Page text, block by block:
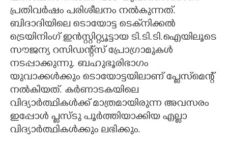
പ്രതിവർഷം പരിശീലനം നൽകുന്നത്.
ബിദാദിയിലെ ടൊയോട്ട ടെക്‌നിക്കൽ
ട്രെയിനിംഗ് ഇൻസ്റ്റിറ്റ്യൂട്ടായ ടി.ടി.ടി.ഐയിലൂടെ
സൗജന്യ റസിഡന്റ്സ് പ്രോഗ്രാമുകൾ
നടപ്പാക്കുന്നു. ബഹുഭൂരിഭാഗം
യുവാക്കൾക്കും ടൊയോട്ടയിലാണ് പ്ലേസ്‌മെന്റ്
നൽകിയത്. കർണാടകയിലെ
വിദ്യാർത്ഥികൾക്ക് മാത്രമായിരുന്ന അവസരം
ഇപ്പോൾ പ്ലസ്ടു പൂർത്തിയാക്കിയ എല്ലാ
വിദ്യാർത്ഥികൾക്കും ലഭിക്കും.